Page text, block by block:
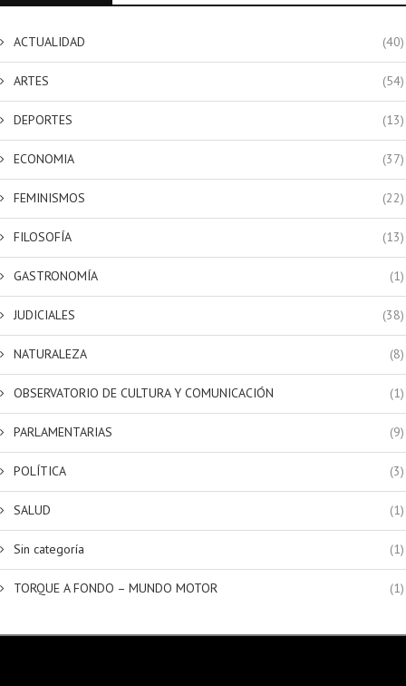
ACTUALIDAD (40)
ARTES (54)
DEPORTES (13)
ECONOMIA (37)
FEMINISMOS (22)
FILOSOFÍA (13)
GASTRONOMÍA (1)
JUDICIALES (38)
NATURALEZA (8)
OBSERVATORIO DE CULTURA Y COMUNICACIÓN (1)
PARLAMENTARIAS (9)
POLÍTICA (3)
SALUD (1)
Sin categoría (1)
TORQUE A FONDO – MUNDO MOTOR (1)